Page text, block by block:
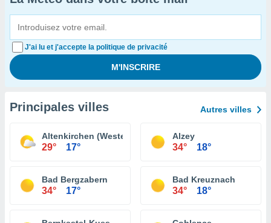
J'ai lu et j'accepte la politique de privacité
Principales villes Autres villes
Altenkirchen (Westerwald)
29° 17°
Alzey
34° 18°
Bad Bergzabern
34° 17°
Bad Kreuznach
34° 18°